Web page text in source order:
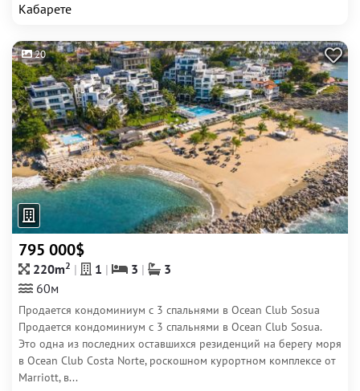
Кабарете
20
795 000$
220m2 1 3
3
60м
Продается кондоминиум с 3 спальнями в Ocean Club Sosua
Продается кондоминиум с 3 спальнями в Ocean Club Sosua.
Это одна из последних оставшихся резиденций на берегу моря
в Ocean Club Costa Norte, роскошном курортном комплексе от
Marriott, в...